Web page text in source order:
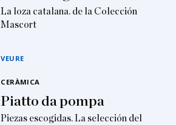
La loza catalana. de la Colección
Mascort
VEURE
CERÀMICA
Piatto da pompa
Piezas escogidas. La selección del